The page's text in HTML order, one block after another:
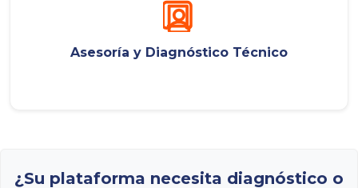
Asesoría y Diagnóstico Técnico
¿Su plataforma necesita diagnóstico o